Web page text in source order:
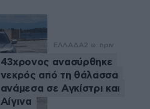
ΕΛΛΑΔΑ2 ω. πριν
43χρονος ανασύρθηκε
νεκρός από τη θάλασσα
ανάμεσα σε Αγκίστρι και
Αίγινα